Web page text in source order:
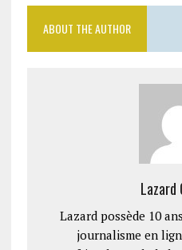
ABOUT THE AUTHOR
Lazard
Lazard possède 10
journalisme en